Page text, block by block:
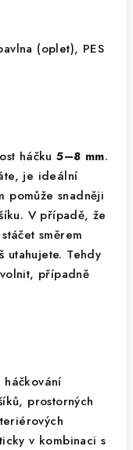
(oplet), PES
háčku5–8 mm.
je ideální
pomůže snadněji
V případě, že
směrem
Tehdy
případně
prostorných
v kombinaci s